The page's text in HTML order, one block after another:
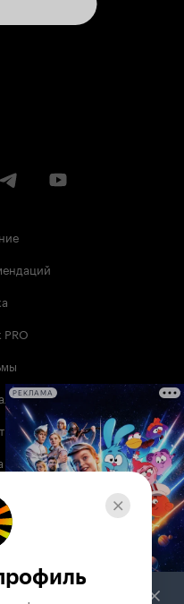
РЕКЛАМА